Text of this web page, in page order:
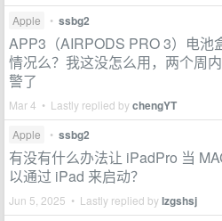
Apple • ssbg2
APP3（AIRPODS PRO 3）电池
情况么？我这没怎么用，两个周
警了
Mar 4 • Lastly replied bychengYT
Apple • ssbg2
有没有什么办法让 iPadPro 当
以通过 iPad 来启动？
Jun 5, 2025 • Lastly replied bylzgshsj